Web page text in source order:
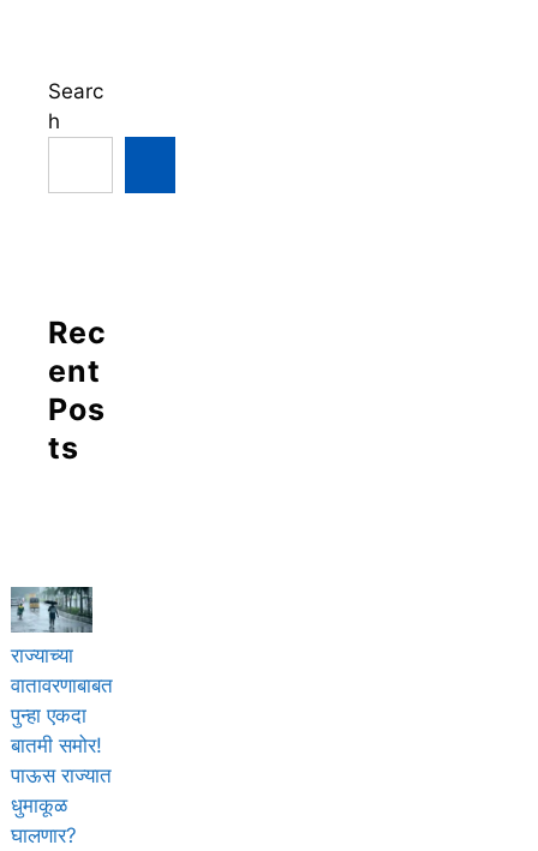
Searc
h
Rec
ent
Pos
ts
राज्याच्या
वातावरणाबाबत
पुन्हा एकदा
बातमी समोर!
पाऊस राज्यात
धुमाकूळ
घालणार?